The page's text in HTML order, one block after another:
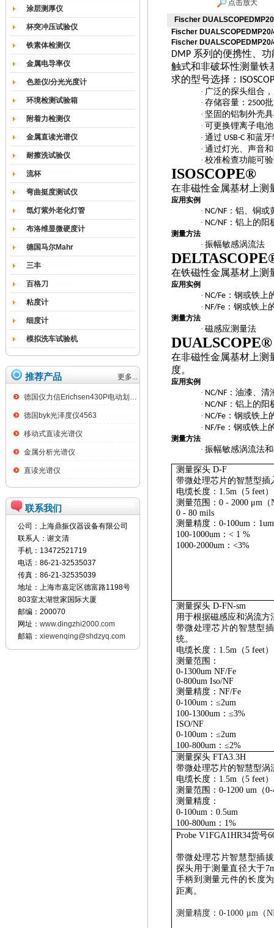
涂层测厚仪
杯突冲压试验仪
铁素体检测仪
金属电导率仪
色差仪/分光光度计
环境检测试验箱
附着力检测仪
金属直读光谱仪
耐擦洗试验仪
流杯
弯曲挺度测试仪
氙灯紫外老化灯管
布洛维显微硬度计
德国马尔Mahr
三丰
百格刀
粘度计
细度计
模拟洗车试验机
推荐产品 更多...
德国仪力信Erichsen430P电动划格试验仪
德国byk光泽度仪4563
移动式直读光谱仪
金属分析光谱仪
直读光谱仪
联系我们
公司：上海鼎振仪器设备有限公司
联系人：谢文清
手机：13472521719
电话：86-21-32535037
传真：86-21-32535039
地址：上海市嘉定区德富路1198号
803室太湖世家国际大厦
邮编：200070
网址： www.dingzhi2000.com
邮箱： xiewenqing@shdzyq.com
点击放大
Fischer
Fischer
Fischer
DMP 系列的便携性、
触式和非破坏性测量铁
求的型号选择：
· 广泛的探头组合
· 存储容量： 2500
· 坚固的铝制外壳
· 可更换锂离子电
· 通过 USB-C 和蓝牙
· 通过灯光、声音
· 校准检查功能可
ISOSCOPE®
在非磁性金属基材上测
应用实例
· NC/NF：铝、铜或
· NC/NF：铝上的阳
测量方法
· 振幅敏感涡流法
在铁磁性金属基材上测
应用实例
· NC/Fe：钢或铁上
· NF/Fe：钢或铁上
测量方法
· 磁感应测量法
DUALSCOPE®
在非磁性金属基材上测
度。
应用实例
· NC/NF：油漆、清
· NC/NF：铝上的阳
· NC/Fe：钢或铁上
· NF/Fe：钢或铁上
测量方法
· 振幅敏感涡流法
测量探头D-F
带微处理芯片的智慧型插
电缆长度： 1.5m（5 feet）
测量范围： 0 - 2000 μm（
0 - 80 mils
测量精度： 0-100um： 1um
100-1000um：< 1 %
1000-2000um：<3%
测量探头D-FN-sm
用于根据磁感应和涡流方
带微处理芯片的智慧型
统。
电缆长度： 1.5m（5 feet）
测量范围：
0-1300um NF/Fe
0-800um Iso/NF
测量精度： NF/Fe
0-100um： ≤2um
100-1300um： ≤3%
ISO/NF
0-100um： ≤2um
100-800um： ≤2%
测量探头 FTA3.3H
带微处理芯片的智慧型涡
电缆长度： 1.5m（5 feet
测量范围： 0-1200 um（
测量精度：
0-100um： 0.5um
100-800um： 1%
Probe V1FGA1HR34货号
带微处理芯片智慧型插
探头用于测量直径大于
手柄到测量元件的长度为
距离。
测量精度 ：0-1000 μm（